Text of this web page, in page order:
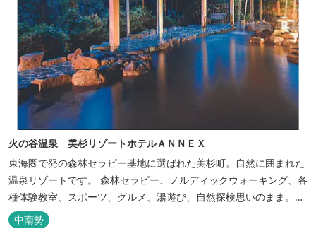
火の谷温泉 美杉リゾートホテルＡＮＮＥＸ
東海圏で発の森林セラピー基地に選ばれた美杉町。自然に囲まれた
温泉リゾートです。 森林セラピー、ノルディックウォーキング、各
種体験教室、スポーツ、グルメ、湯遊び、自然探検思いのまま。思
いきり遊んだ後は温泉でゆったり、のんびり。お料理は和洋バイキ
ングに豪華会席料理。バイキングでは、毎日餅つき、夏は流しそう
中南勢